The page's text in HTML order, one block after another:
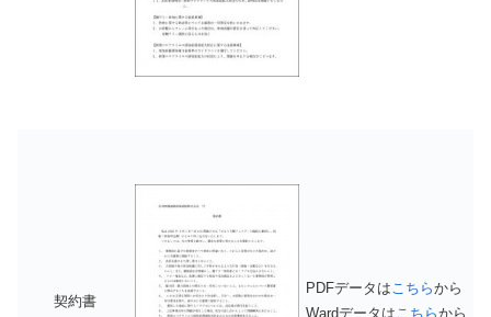
契約書
PDFデータはこちらから
Wardデータはこちらから